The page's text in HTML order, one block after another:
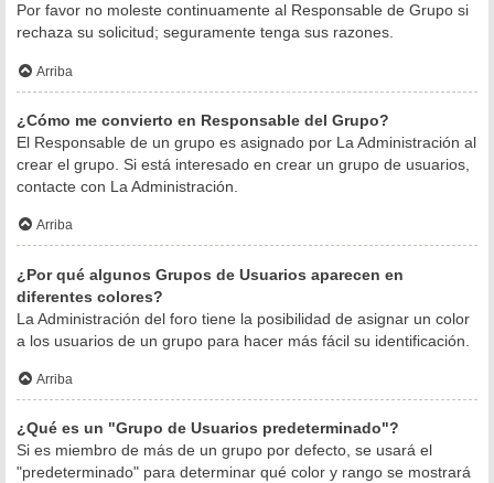
Por favor no moleste continuamente al Responsable de Grupo si
rechaza su solicitud; seguramente tenga sus razones.
Arriba
¿Cómo me convierto en Responsable del Grupo?
El Responsable de un grupo es asignado por La Administración al
crear el grupo. Si está interesado en crear un grupo de usuarios,
contacte con La Administración.
Arriba
¿Por qué algunos Grupos de Usuarios aparecen en
diferentes colores?
La Administración del foro tiene la posibilidad de asignar un color
a los usuarios de un grupo para hacer más fácil su identificación.
Arriba
¿Qué es un "Grupo de Usuarios predeterminado"?
Si es miembro de más de un grupo por defecto, se usará el
"predeterminado" para determinar qué color y rango se mostrará